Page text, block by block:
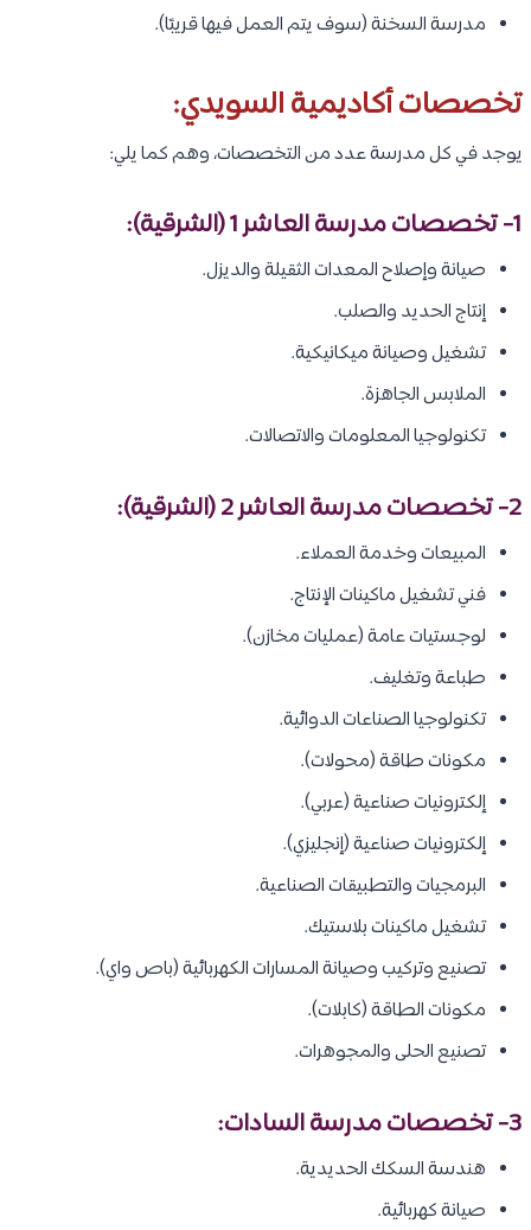
مدرسة السخنة (سوف يتم العمل فيها قريبًا).
تخصصات أكاديمية السويدي:
يوجد في كل مدرسة عدد من التخصصات، وهم كما يلي:
1- تخصصات مدرسة العاشر 1 (الشرقية):
صيانة وإصلاح المعدات الثقيلة والديزل.
إنتاج الحديد والصلب.
تشغيل وصيانة ميكانيكية.
الملابس الجاهزة.
تكنولوجيا المعلومات والاتصالات.
2- تخصصات مدرسة العاشر 2 (الشرقية):
المبيعات وخدمة العملاء.
فني تشغيل ماكينات الإنتاج.
لوجستيات عامة (عمليات مخازن).
طباعة وتغليف.
تكنولوجيا الصناعات الدوائية.
مكونات طاقة (محولات).
إلكترونيات صناعية (عربي).
إلكترونيات صناعية (إنجليزي).
البرمجيات والتطبيقات الصناعية.
تشغيل ماكينات بلاستيك.
تصنيع وتركيب وصيانة المسارات الكهربائية (باص واي).
مكونات الطاقة (كابلات).
تصنيع الحلى والمجوهرات.
3- تخصصات مدرسة السادات:
هندسة السكك الحديدية.
صيانة كهربائية.